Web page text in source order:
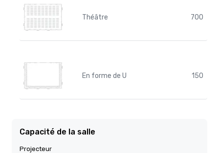
Théâtre 700
En forme de U 150
Capacité de la salle
Projecteur